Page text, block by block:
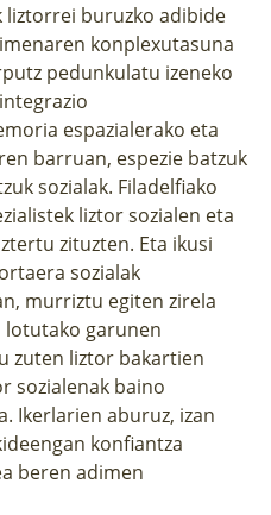
liztorrei buruzko adibide
konplexutasuna
pedunkulatu izeneko
espazialerako eta
barruan, espezie batzuk
sozialak. Filadelfiako
liztor sozialen eta
zituzten. Eta ikusi
sozialak
murriztu egiten zirela
garunen
zuten liztor bakartien
sozialenak baino
Ikerlarien aburuz, izan
konfiantza
beren adimen